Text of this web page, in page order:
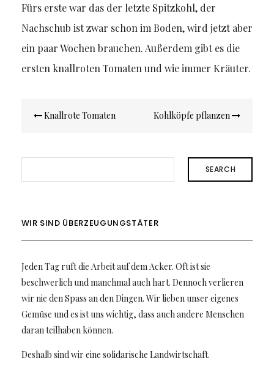
Fürs erste war das der letzte Spitzkohl, der
Nachschub ist zwar schon im Boden, wird jetzt aber
ein paar Wochen brauchen. Außerdem gibt es die
ersten knallroten Tomaten und wie immer Kräuter.
Beitragsnavigation
Knallrote Tomaten Kohlköpfe pflanzen
SEARCH
WIR SIND ÜBERZEUGUNGSTÄTER
Jeden Tag ruft die Arbeit auf dem Acker. Oft ist sie
beschwerlich und manchmal auch hart. Dennoch verlieren
wir nie den Spass an den Dingen. Wir lieben unser eigenes
Gemüse und es ist uns wichtig, dass auch andere Menschen
daran teilhaben können.
Deshalb sind wir eine solidarische Landwirtschaft.